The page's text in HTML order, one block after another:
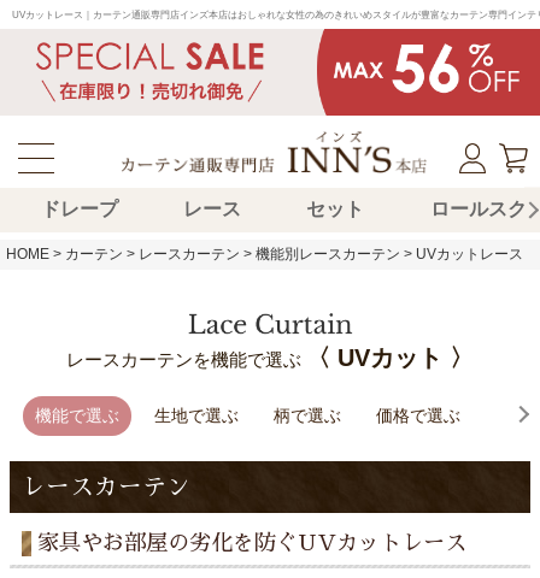
UVカットレース｜カーテン通販専門店インズ本店はおしゃれな女性の為のきれいめスタイルが豊富なカーテン専門インテ
ドレープ レース セット ロールスク
HOME カーテン レースカーテン 機能別レースカーテン UVカットレース
レースカーテンを機能で選ぶ 〈 UVカット 〉
機能で選ぶ 生地で選ぶ 柄で選ぶ 価格で選ぶ
レースカーテン
家具やお部屋の劣化を防ぐUVカットレース